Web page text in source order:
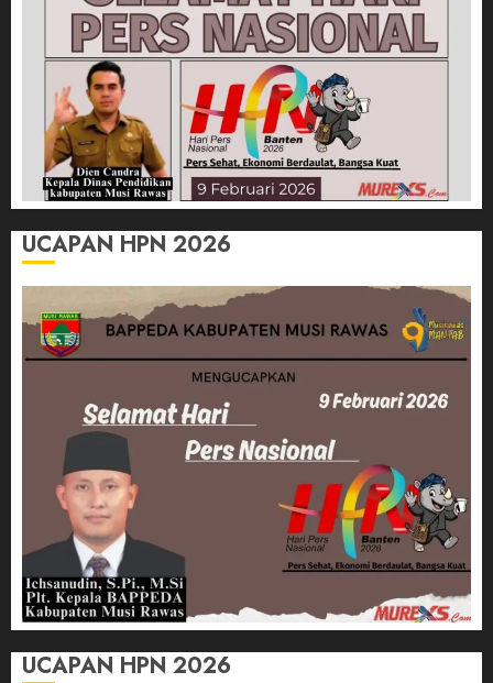
UCAPAN HPN 2026
UCAPAN HPN 2026